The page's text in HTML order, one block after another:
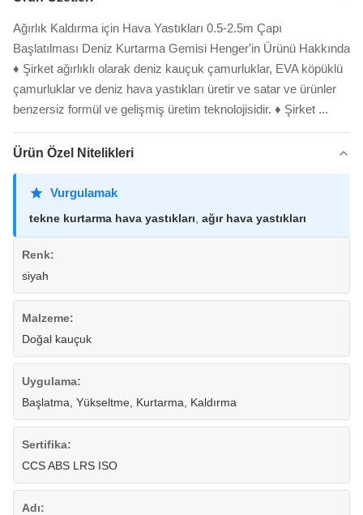
Ağırlık Kaldırma için Hava Yastıkları 0.5-2.5m Çapı
Başlatılması Deniz Kurtarma Gemisi Henger'in Ürünü Hakkında
♦ Şirket ağırlıklı olarak deniz kauçuk çamurluklar, EVA köpüklü
çamurluklar ve deniz hava yastıkları üretir ve satar ve ürünler
benzersiz formül ve gelişmiş üretim teknolojisidir. ♦ Şirket ...
Ürün Özel Nitelikleri
Vurgulamak
tekne kurtarma hava yastıkları ağır hava yastıkları
Renk:
siyah
Malzeme:
Doğal kauçuk
Uygulama:
Başlatma, Yükseltme, Kurtarma, Kaldırma
Sertifika:
CCS ABS LRS ISO
Adı: